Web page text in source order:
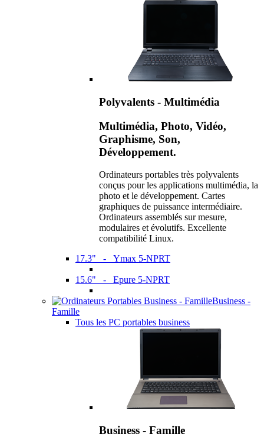
Polyvalents - Multimédia
Multimédia, Photo, Vidéo,
Graphisme, Son,
Développement.
Ordinateurs portables très polyvalents
conçus pour les applications multimédia, la
photo et le développement. Cartes
graphiques de puissance intermédiaire.
Ordinateurs assemblés sur mesure,
modulaires et évolutifs. Excellente
compatibilité Linux.
17.3" - Ymax 5-NPRT
15.6" - Epure 5-NPRT
Business -
Famille
Tous les PC portables business
Business - Famille